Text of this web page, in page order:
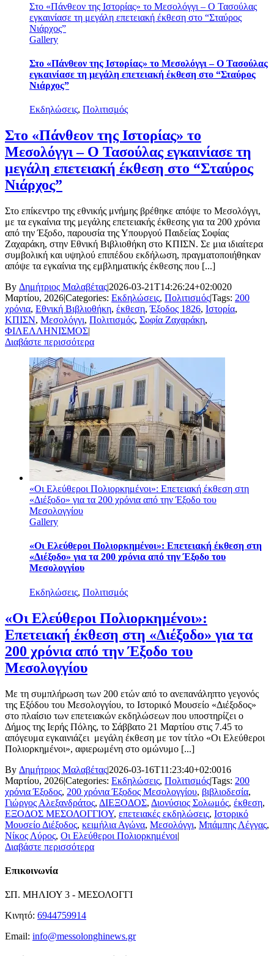
Στο «Πάνθεον της Ιστορίας» το Μεσολόγγι – Ο Τασούλας
εγκαινίασε τη μεγάλη επετειακή έκθεση στο “Σταύρος
Νιάρχος”
Gallery
Στο «Πάνθεον της Ιστορίας» το Μεσολόγγι – Ο Τασούλας
εγκαινίασε τη μεγάλη επετειακή έκθεση στο “Σταύρος
Νιάρχος”
Εκδηλώσεις, Πολιτισμός
Στο «Πάνθεον της Ιστορίας» το
Μεσολόγγι – Ο Τασούλας εγκαινίασε τη
μεγάλη επετειακή έκθεση στο “Σταύρος
Νιάρχος”
Στο επίκεντρο της εθνικής μνήμης βρέθηκε απόψε το Μεσολόγγι,
με τα εγκαίνια της μεγάλης επετειακής έκθεσης για τα 200 χρόνια
από την Έξοδο, παρουσία της Υπουργού Παιδείας Σοφίας
Ζαχαράκη, στην Εθνική Βιβλιοθήκη στο ΚΠΙΣΝ. Σε μια ιδιαίτερα
συμβολική και υψηλού επιπέδου εκδήλωση, πραγματοποιήθηκαν
απόψε τα εγκαίνια της εμβληματικής έκθεσης που [...]
By Δημήτριος Μαλαβέτας|2026-03-21T14:26:24+02:0020
Μαρτίου, 2026|Categories: Εκδηλώσεις, Πολιτισμός|Tags: 200
χρόνια, Εθνική Βιβλιοθήκη, έκθεση,Έξοδος 1826, Ιστορία,
ΚΠΙΣΝ, Μεσολόγγι, Πολιτισμός, Σοφία Ζαχαράκη,
ΦΙΛΕΛΛΗΝΙΣΜΟΣ|
Διαβάστε περισσότερα
«Οι Ελεύθεροι Πολιορκημένοι»: Επετειακή έκθεση στη
«Διέξοδο» για τα 200 χρόνια από την Έξοδο του
Μεσολογγίου
Gallery
«Οι Ελεύθεροι Πολιορκημένοι»: Επετειακή έκθεση στη
«Διέξοδο» για τα 200 χρόνια από την Έξοδο του
Μεσολογγίου
Εκδηλώσεις, Πολιτισμός
«Οι Ελεύθεροι Πολιορκημένοι»:
Επετειακή έκθεση στη «Διέξοδο» για τα
200 χρόνια από την Έξοδο του
Μεσολογγίου
Με τη συμπλήρωση των 200 ετών από το ανεπανάληπτο γεγονός
της Εξόδου του Μεσολογγίου, το Ιστορικό Μουσείο «Διέξοδος»
στο πλαίσιο των επετειακών εκδηλώσεων που υποστηρίζει ο
Δήμος της Ιερής Πόλης, το Σάββατο 21 Μαρτίου στις 7.45 το
απόγευμα εγκαινιάζει μεγάλη έκθεση με τον τίτλο «Οι Ελεύθεροι
Πολιορκημένοι», αφιερωμένη στο ομώνυμο [...]
By Δημήτριος Μαλαβέτας|2026-03-16T11:23:40+02:0016
Μαρτίου, 2026|Categories: Εκδηλώσεις, Πολιτισμός|Tags: 200
χρόνια Έξοδος, 200 χρόνια Έξοδος Μεσολογγίου, βιβλιοδεσία,
Γιώργος Αλεξανδράτος, ΔΙΕΞΟΔΟΣ, Διονύσιος Σολωμός, έκθεση,
ΕΞΟΔΟΣ ΜΕΣΟΛΟΓΓΙΟΥ, επετειακές εκδηλώσεις, Ιστορικό
Μουσείο Διέξοδος, κειμήλια Αγώνα, Μεσολόγγι, Μπάμπης Λέγγας,
Νίκος Λύρος, Οι Ελεύθεροι Πολιορκημένοι|
Διαβάστε περισσότερα
Επικοινωνία
ΣΠ. ΜΗΛΙΟΥ 3 - ΜΕΣΟΛΟΓΓΙ
Κινητό: 6944759914
Email: info@messolonghinews.gr